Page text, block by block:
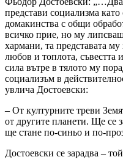
представи социализма
домакинства с общи
всичко прие, но му
хармани, та представата
любов и топлота, съвестта
сила вътре в тялото му
социализъм в
увлича Достоевски:
– От културните треви
от другите планети. Ще се
ще стане по-синьо и по-
Достоевски се зарадва –